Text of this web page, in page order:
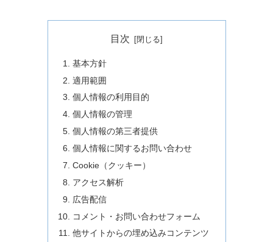
目次
基本方針
適用範囲
個人情報の利用目的
個人情報の管理
個人情報の第三者提供
個人情報に関するお問い合わせ
Cookie（クッキー）
アクセス解析
広告配信
コメント・お問い合わせフォーム
他サイトからの埋め込みコンテンツ